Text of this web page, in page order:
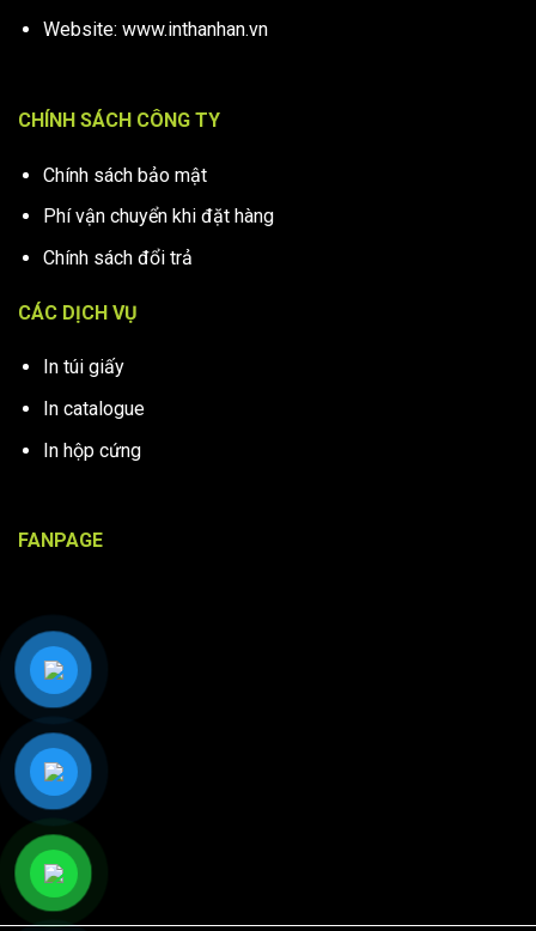
Website: www.inthanhan.vn
CHÍNH SÁCH CÔNG TY
Chính sách bảo mật
Phí vận chuyển khi đặt hàng
Chính sách đổi trả
CÁC DỊCH VỤ
In túi giấy
In catalogue
In hộp cứng
FANPAGE